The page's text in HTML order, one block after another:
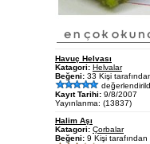
Havuç Helvası
Katagori: Helvalar
Beğeni: 33 Kişi
Kayıt Tarihi: 9/8/2007
Yayınlanma: (13837)
Halim Aşı
Katagori: Çorbalar
Beğeni: 9 Kişi